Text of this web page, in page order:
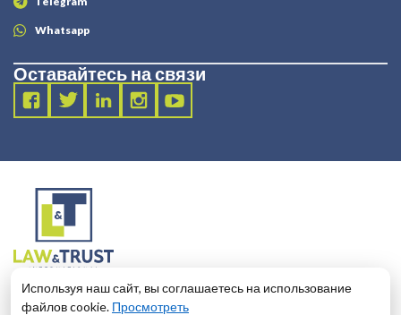
Whatsapp
Оставайтесь на связи
2003 - 2025 LANDT LEGAL LLP
124 City Road, London, United Kingdom, EC1V 2NX
Используя наш сайт, вы соглашаетесь на использование
файлов cookie. Просмотреть